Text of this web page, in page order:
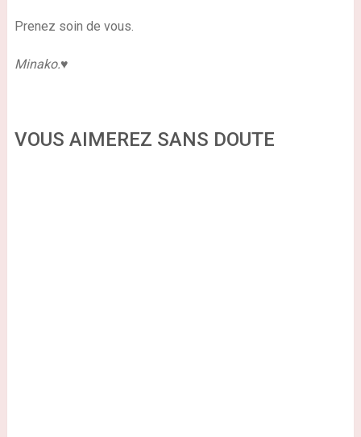
Prenez soin de vous.
Minako.♥
VOUS AIMEREZ SANS DOUTE